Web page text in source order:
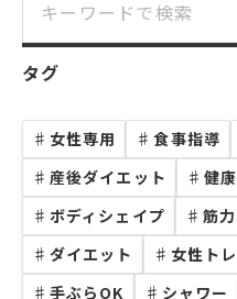
タグ
♯ 女性専用 ♯ 食事指導
♯ 産後ダイエット ♯ 健
♯ ボディシェイプ ♯ 筋
♯ ダイエット ♯ 女性ト
♯ 手ぶらOK ♯ シャワー